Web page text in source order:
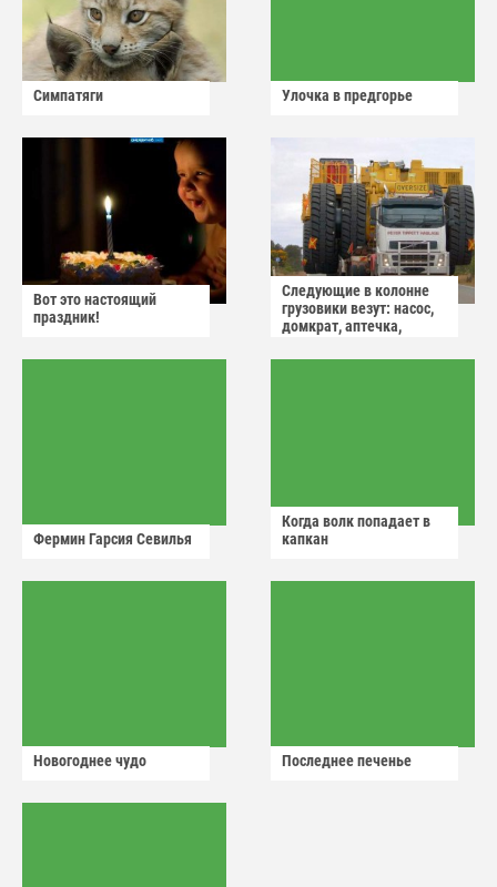
Симпатяги Улочка в предгорье
Вот это настоящий
праздник!
Следующие в колонне
грузовики везут: насос,
домкрат, аптечка,
Фермин Гарсия Севилья
Когда волк попадает в
капкан
Новогоднее чудо Последнее печенье